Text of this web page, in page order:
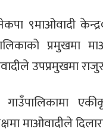
९माओवादी
प्रमुखमा
उपप्रमुखमा
गाउँपालिकामा
माओवादीले